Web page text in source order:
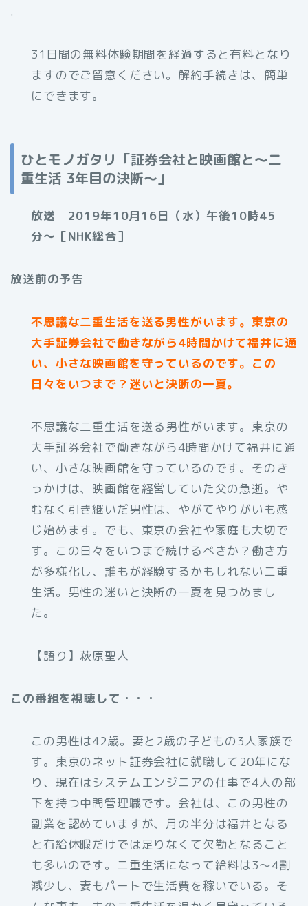
.
31日間の無料体験期間を経過すると有料となり
ますのでご留意ください。解約手続きは、簡単
にできます。
ひとモノガタリ「証券会社と映画館と～二
重生活 3年目の決断～」
放送 2019年10月16日（水）午後10時45
分〜［NHK総合］
放送前の予告
不思議な二重生活を送る男性がいます。東京の
大手証券会社で働きながら4時間かけて福井に通
い、小さな映画館を守っているのです。この
日々をいつまで？迷いと決断の一夏。
不思議な二重生活を送る男性がいます。東京の
大手証券会社で働きながら4時間かけて福井に通
い、小さな映画館を守っているのです。そのき
っかけは、映画館を経営していた父の急逝。や
むなく引き継いだ男性は、やがてやりがいも感
じ始めます。でも、東京の会社や家庭も大切で
す。この日々をいつまで続けるべきか？働き方
が多様化し、誰もが経験するかもしれない二重
生活。男性の迷いと決断の一夏を見つめまし
た。
【語り】萩原聖人
この番組を視聴して・・・
この男性は42歳。妻と2歳の子どもの3人家族で
す。東京のネット証券会社に就職して20年にな
り、現在はシステムエンジニアの仕事で4人の部
下を持つ中間管理職です。会社は、この男性の
副業を認めていますが、月の半分は福井となる
と有給休暇だけでは足りなくて欠勤となること
も多いのです。二重生活になって給料は3〜4割
減少し、妻もパートで生活費を稼いでいる。そ